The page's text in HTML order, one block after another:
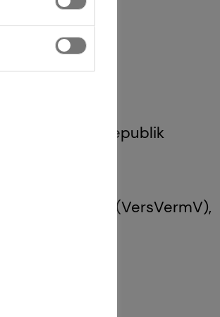
Bundesrepublik
über den
-beratung (VersVermV),